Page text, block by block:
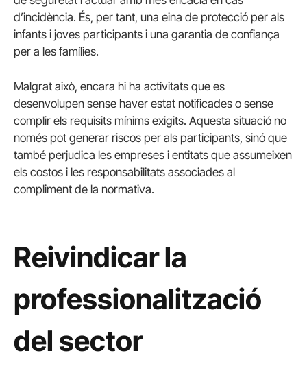
d’incidència. És, per tant, una eina de protecció per als
infants i joves participants i una garantia de confiança
per a les famílies.
Malgrat això, encara hi ha activitats que es
desenvolupen sense haver estat notificades o sense
complir els requisits mínims exigits. Aquesta situació no
només pot generar riscos per als participants, sinó que
també perjudica les empreses i entitats que assumeixen
els costos i les responsabilitats associades al
compliment de la normativa.
Reivindicar la
professionalització
del sector